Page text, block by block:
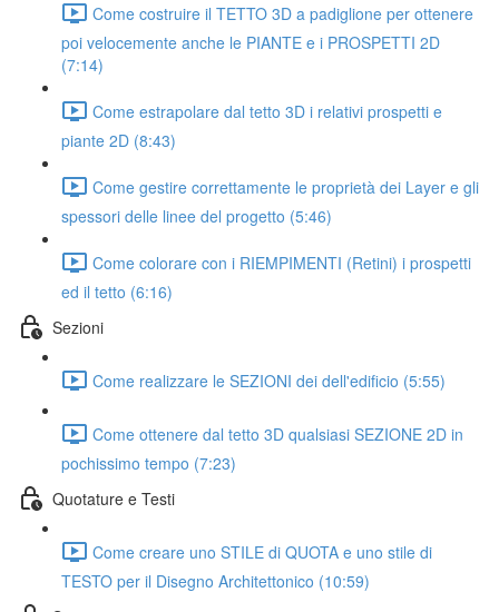
Come costruire il TETTO 3D a padiglione per ottenere
poi velocemente anche le PIANTE e i PROSPETTI 2D
(7:14)
Come estrapolare dal tetto 3D i relativi prospetti e
piante 2D (8:43)
Come gestire correttamente le proprietà dei Layer e gli
spessori delle linee del progetto (5:46)
Come colorare con i RIEMPIMENTI (Retini) i prospetti
ed il tetto (6:16)
Sezioni
Come realizzare le SEZIONI dei dell'edificio (5:55)
Come ottenere dal tetto 3D qualsiasi SEZIONE 2D in
pochissimo tempo (7:23)
Quotature e Testi
Come creare uno STILE di QUOTA e uno stile di
TESTO per il Disegno Architettonico (10:59)